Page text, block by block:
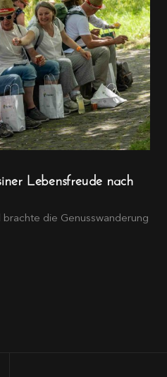
Lebensfreude nach
die Genusswanderung